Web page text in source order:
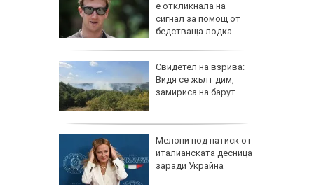
е откликнала на
сигнал за помощ от
бедстваща лодка
Свидетел на взрива:
Видя се жълт дим,
замириса на барут
Мелони под натиск от
италианската десница
заради Украйна